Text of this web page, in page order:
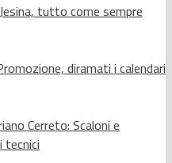
tutto come sempre
diramati i calendari
Cerreto: Scaloni e
tecnici